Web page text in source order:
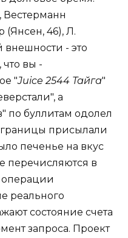
Вестерманн
(Янсен, 46), Л.
- это
что вы -
"Juice 2544 Тайга"
а
по буллитам одолел
присылали
печенье на вкус
перечисляются в
операции
реального
состояние счета
запроса. Проект